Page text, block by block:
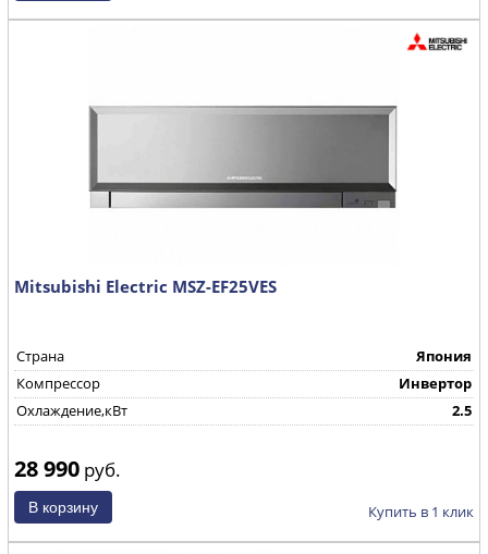
Mitsubishi Electric MSZ-EF25VES
Страна
Япония
Компрессор
Инвертор
Охлаждение,кВт
2.5
28 990 руб.
Купить в 1 клик